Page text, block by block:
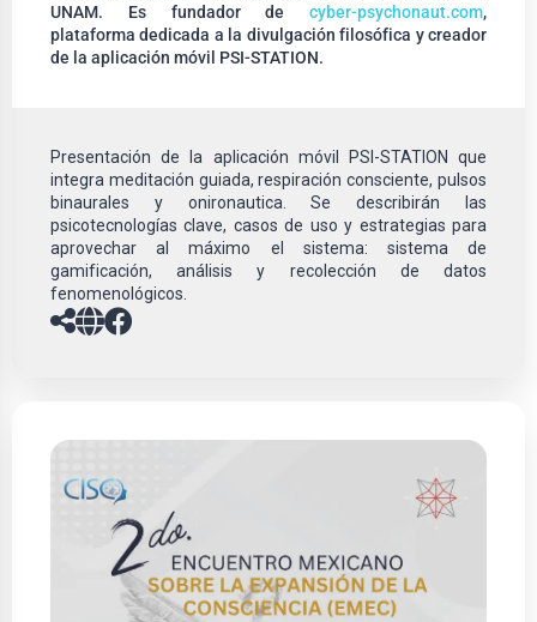
UNAM. Es fundador de cyber-psychonaut.com,
plataforma dedicada a la divulgación filosófica y creador
de la aplicación móvil PSI-STATION.
Presentación de la aplicación móvil PSI-STATION que
integra meditación guiada, respiración consciente, pulsos
binaurales y onironautica. Se describirán las
psicotecnologías clave, casos de uso y estrategias para
aprovechar al máximo el sistema: sistema de
gamificación, análisis y recolección de datos
fenomenológicos.